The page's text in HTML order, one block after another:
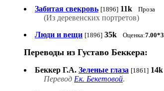
Забитая свекровь [1896] 11k Проза
(Из деревенских портретов)
Люди и вещи [1896] 35k Оценка:7.00*3
Переводы из Густаво Беккера:
Беккер Г.А. Зеленые глаза [1861] 14k
Перевод Ек. Бекетовой.